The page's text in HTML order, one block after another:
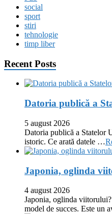
social
sport
stiri
tehnologie
timp liber
Recent Posts
Datoria publică a
5 august 2026
Datoria publică a Statelor
istoric. Ce arată datele …
Japonia, oglinda
4 august 2026
Japonia, oglinda
model de succes. Este un